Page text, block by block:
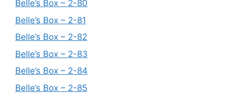
Belle’s Box – 2-80
Belle’s Box – 2-81
Belle’s Box – 2-82
Belle’s Box – 2-83
Belle’s Box – 2-84
Belle’s Box – 2-85